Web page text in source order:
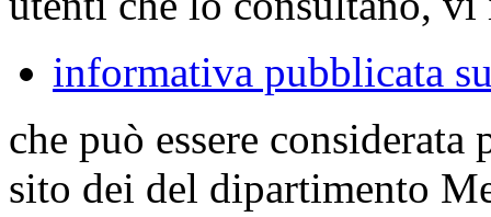
informativa pubblicata
che può essere
sito dei del dipartimento